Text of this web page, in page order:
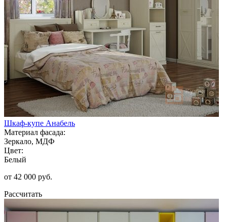
Шкаф-купе Анабель
Материал фасада:
Зеркало, МДФ
Цвет:
Белый
от 42 000 руб.
Рассчитать